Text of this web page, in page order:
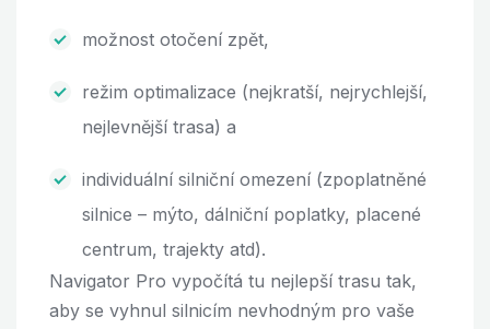
možnost otočení zpět,
režim optimalizace (nejkratší, nejrychlejší,
nejlevnější trasa) a
individuální silniční omezení (zpoplatněné
silnice – mýto, dálniční poplatky, placené
centrum, trajekty atd).
Navigator Pro vypočítá tu nejlepší trasu tak,
aby se vyhnul silnicím nevhodným pro vaše